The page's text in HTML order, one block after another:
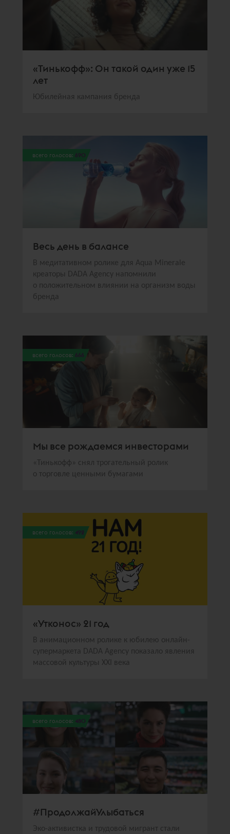
«Тинькофф»: Он такой один уже 15
лет
Юбилейная кампания бренда
всего голосов: 690
Весь день в балансе
В медитативном ролике для Aqua Minerale
креаторы DADA Agency напомнили
о положительном влиянии на организм воды
бренда
всего голосов: 666
Мы все рождаемся инвесторами
«Тинькофф» снял трогательный ролик
о торговле ценными бумагами
всего голосов: 492
«Утконос» 21 год
В анимационном ролике к юбилею онлайн-
супермаркета DADA Agency показало явления
массовой культуры XXI века
всего голосов: 480
#ПродолжайУлыбаться
Эко-активистка и трудовой мигрант стали